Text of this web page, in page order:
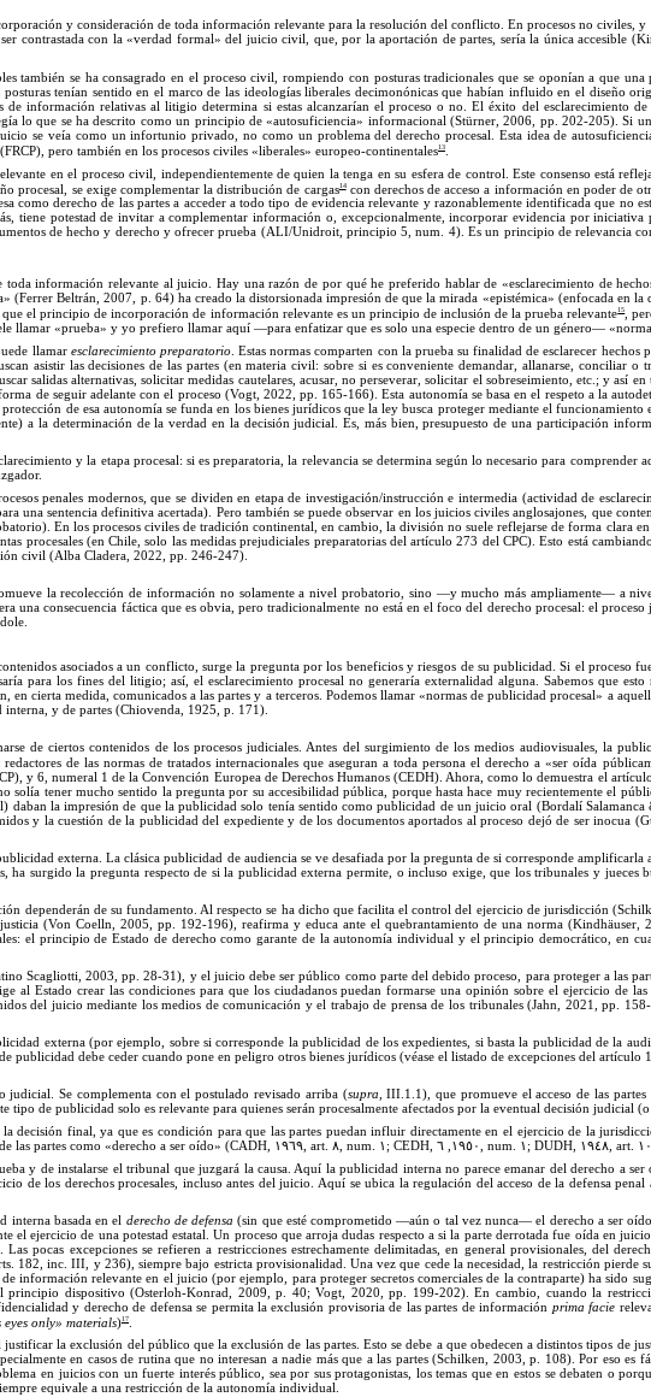
y consideración de toda información relevante para la resolución del conflicto.Enprocesos no civiles, y
contrastada con la «verdad formal»del juicio civil, que, por la aportación de partes, sería la única accesible
también se ha consagrado en el proceso civil, rompiendo con posturas tradicionales que se oponían a que
posturas tenían sentido en el marco de las ideologías liberales decimonónicas que habían influido en el diseño
de información relativas al litigio determina si estas alcanzarían el proceso o no.Eléxito del esclarecimiento de
lo que se ha descrito como un principio de«autosuficiencia» informacional (Stürner, 2006, pp. 202-205).Si
se veía como un infortunio privado, no como un problema del derecho procesal. Esta idea de
pero también en los procesos civiles «liberales» europeo-continentales13
en el proceso civil, independientemente dequien la tenga en su esfera de control. Este consenso está
procesal, se exige complementar la distribución de cargas 14con derechos de acceso a información en poder de
como derecho de las partes a acceder a todo tipo de evidencia relevante y razonablemente identificada que no est
tiene potestad de invitar a complementar información o, excepcionalmente, incorporar evidencia por iniciativa
de hecho y derecho y ofrecer prueba (ALI/Unidroit, principio 5, num. 4). Esun principio de relevancia
toda información relevante al juicio.Hay una razón de por qué he preferido hablar de «esclarecimiento de
»(Ferrer Beltrán, 2007, p. 64) ha creado la distorsionada impresión de que la mirada «epistémica» (enfocada en la
que el principio de incorporación de información relevante es un principio de inclusiónde la prueba relevante15,
llamar «prueba» y yo prefiero llamar aquí —para enfatizar que es solo una especie dentro de un género—
llamar esclarecimiento preparatorio. Estas normas comparten con la prueba su finalidad de esclarecer hechos
asistir las decisiones de las partes (en materia civil: sobre si es conveniente demandar, allanarse, conciliar o
salidas alternativas, solicitar medidas cautelares, acusar, no perseverar, solicitar el sobreseimiento, etc.; y así en
de seguir adelante con el proceso (Vogt, 2022, pp. 165-166). Esta autonomía se basa en el respeto a la
de esa autonomía se funda en los bienes jurídicos que la ley busca proteger mediante el
a la determinación de la verdad en la decisión judicial. Es, más bien, presupuesto de una participación
y la etapa procesal: si es preparatoria, la relevancia se determina según lo necesario para
penales modernos, que se dividen en etapade investigación/instrucción e intermedia (actividad de
una sentencia definitiva acertada). Pero también se puede observar en los juicios civiles anglosajones, que
En los procesos civiles de tradición continental, en cambio, la división no suele reflejarse de forma clara
procesales (en Chile, solo las medidas prejudiciales preparatorias del artículo 273 del CPC). Esto está
civil (Alba Cladera, 2022, pp. 246-247).
la recolección de información no solamente a nivel probatorio, sino —y mucho más ampliamente— a
una consecuencia fáctica que es obvia, pero tradicionalmente no está en el foco del derecho procesal: el
asociados a un conflicto, surge la pregunta por los beneficios y riesgos de su publicidad.Si el proceso
íapara los fines del litigio; así, el esclarecimiento procesal no generaría externalidad alguna. Sabemos que
cierta medida, comunicados a las partes y a terceros. Podemos llamar «normas de publicidad procesal» a
y de partes (Chiovenda, 1925, p. 171).
de ciertos contenidos de los procesos judiciales. Antes del surgimiento de los medios audiovisuales, la
de las normas de tratados internacionales que aseguran a toda persona el derecho a «ser oída
y 6, numeral 1 de la Convención Europea de Derechos Humanos (CEDH). Ahora, como lo demuestra el artículo
solía tener mucho sentido la pregunta por su accesibilidad pública, porque hasta hace muy recientemente el
daban la impresión de que la publicidad solo tenía sentido como publicidad de un juicio oral (Bordalí
y la cuestión de la publicidad del expediente y de los documentos aportados al proceso dejó de ser inocua
externa.Laclásica publicidad de audiencia se ve desafiada por la pregunta de si corresponde
ha surgido la pregunta respecto de si la publicidad externa permite, o incluso exige, que los tribunales y jueces
dependerán de su fundamento. Alrespecto se ha dicho que facilita el control del ejercicio de jurisdicción
(VonCoelln, 2005, pp. 192-196), reafirma y educa ante el quebrantamiento de una norma (Kindhäuser,
el principio de Estado de derecho como garante de la autonomía individual y el principio democrático, en
Scagliotti, 2003, pp.28-31), y el juicio debe ser público como parte del debido proceso, para proteger a las
al Estado crear las condiciones para que los ciudadanos puedan formarse una opinión sobre el ejercicio de
del juicio mediante los medios de comunicación y el trabajo de prensa de los tribunales (Jahn, 2021, pp. 158-
externa (por ejemplo, sobre si corresponde la publicidad de los expedientes, si basta la publicidad de la
publicidad debe ceder cuando pone en peligro otros bienes jurídicos (véase el listado de excepciones del artículo
judicial.Se complementa con el postulado revisado arriba (supra , III.1.1), que promueve el acceso de las
tipo de publicidad solo es relevante para quienes serán procesalmente afectados por la eventual decisión judicial
decisión final, ya que es condición para que las partes puedan influir directamente en el ejercicio de la
las partes como «derecho a ser oído» (CADH, ١٩٦٩ , art. ٨ , num. ١ ; CEDH, ١٩٥٠ ٦ , num. ١ ; DUDH, ١٩٤٨ , art. ١٠
y de instalarse el tribunal que juzgará la causa. Aquí la publicidad interna no parece emanar del derecho a ser
de los derechos procesales, incluso antes del juicio. Aquí se ubica la regulación del acceso de la defensa
interna basada en el derecho de defensa (sin que esté comprometido —aún o tal vez nunca—el derecho a ser
el ejercicio de una potestad estatal.Un proceso que arroja dudas respecto a si la parte derrotada fue oída en
Laspocas excepciones se refieren a restricciones estrechamente delimitadas, en general provisionales, del
182, inc. III, y 236), siempre bajo estricta provisionalidad. Unavez que cede la necesidad, la restricción pierde
información relevante en el juicio (por ejemplo, para proteger secretos comerciales de la contraparte) ha sido
principio dispositivo (Osterloh-Konrad, 2009,p. 40; Vogt, 2020, pp. 199-202).Encambio, cuando la
y derecho de defensa se permita la exclusión provisoria de las partes de información prima facie
eyes only» materials)17
la exclusión del público que la exclusión de las partes. Esto se debe a que obedecen a distintos tipos de
en casos de rutina que no interesan a nadie más que a las partes (Schilken, 2003,p. 108).Por eso es
en juicios con un fuerte interés público, sea por sus protagonistas, los temas que en estos se debaten o
equivale a una restricción de la autonomía individual.